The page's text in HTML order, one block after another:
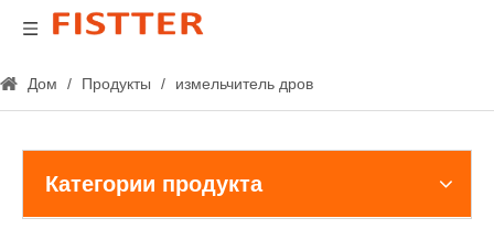
Дом / Продукты / измельчитель дров
Категории продукта